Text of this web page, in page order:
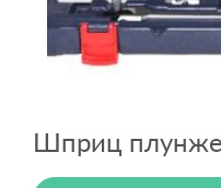
Вход
Регистрация
Шприц